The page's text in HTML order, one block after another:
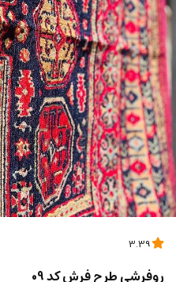
روفرشی طرح فرش کد 09